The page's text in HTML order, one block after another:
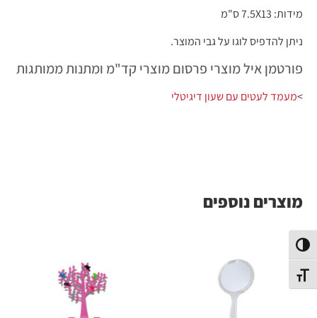
הפעל/כבה ניגודיות גבוהה
מתג גודל גופן
מידות: 7.5X13 ס"מ
ניתן להדפיס לוגו על גבי המוצר.
פורטמן איל מוצרי פרסום מוצרי קד"מ ומתנות ממותגות
>מעמד לעטים עם שעון דיגיטלי
מוצרים נוספים